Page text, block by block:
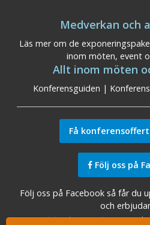
Medverkan och
Läs mer om de
inom möten, event
Allt inom möten
Konferensguiden |
Få
Följ oss på
Följ oss på Facebook så får du
och
Sök konferensanläggningar|